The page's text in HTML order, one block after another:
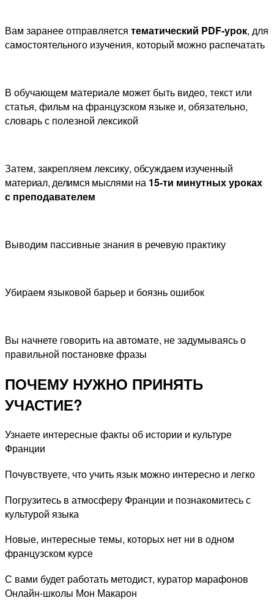
Вам заранее отправляется тематический PDF-урок, для
самостоятельного изучения, который можно распечатать
В обучающем материале может быть видео, текст или
статья, фильм на французском языке и, обязательно,
словарь с полезной лексикой
Затем, закрепляем лексику, обсуждаем изученный
материал, делимся мыслями на 15-ти минутных уроках
с преподавателем
Выводим пассивные знания в речевую практику
Убираем языковой барьер и боязнь ошибок
Вы начнете говорить на автомате, не задумываясь о
правильной постановке фразы
ПОЧЕМУ НУЖНО ПРИНЯТЬ
УЧАСТИЕ?
Узнаете интересные факты об истории и культуре
Франции
Почувствуете, что учить язык можно интересно и легко
Погрузитесь в атмосферу Франции и познакомитесь с
культурой языка
Новые, интересные темы, которых нет ни в одном
французском курсе
С вами будет работать методист, куратор марафонов
Онлайн-школы Мон Макарон